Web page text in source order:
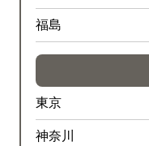
福島
東京
神奈川